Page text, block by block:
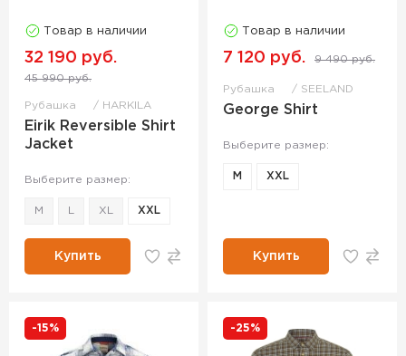
Товар в наличии
32 190 руб.
45 990 руб.
Рубашка HARKILA
Eirik Reversible Shirt
Jacket
Выберите размер:
M XL XXL
Купить
Товар в наличии
7 120 руб. 9 490 руб.
Рубашка SEELAND
George Shirt
Выберите размер:
M XXL
Купить
-15% -25%